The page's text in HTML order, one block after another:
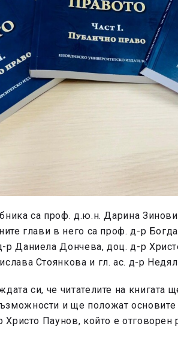
са проф. д.ю.н. Дарина
глави в него са проф. д-р
Даниела Дончева, доц. д-р
Стоянкова и гл. ас. д-р
си, че читателите на книгата
и ще положат
Христо Паунов, който е отговорен